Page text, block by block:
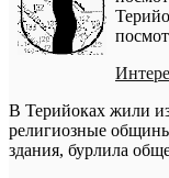
В Терийоках жили
религиозные
здания, бурлила